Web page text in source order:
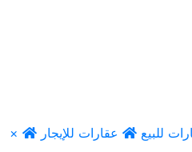
× للبيع
عقارات للإيجار